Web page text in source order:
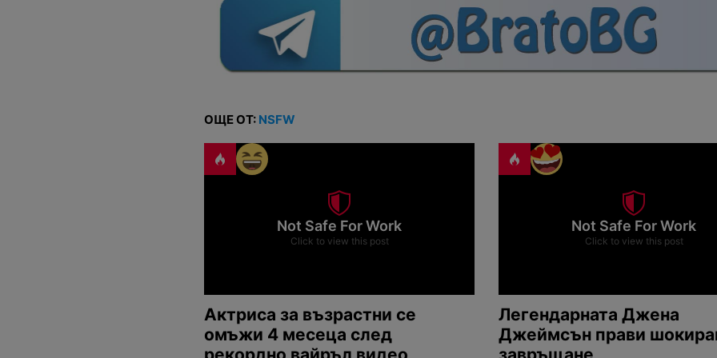
ОЩЕ ОТ: NSFW
Not Safe For Work
Click to view this post
Актриса за възрастни се
омъжи 4 месеца след
Not Safe For Work
Click to view this post
Легендарната Джена
Джеймсън прави